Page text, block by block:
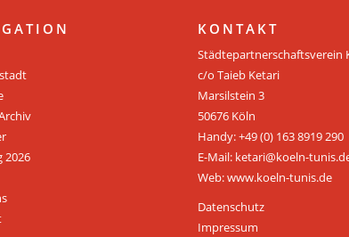
2026
KONTAKT
Städtepartnerschaftsverein
c/o Taieb Ketari
Marsilstein 3
50676 Köln
Handy: +49 (0) 163 8919 290
E-Mail: ketari@koeln-
Web: www.koeln-tunis.de
Datenschutz
Impressum